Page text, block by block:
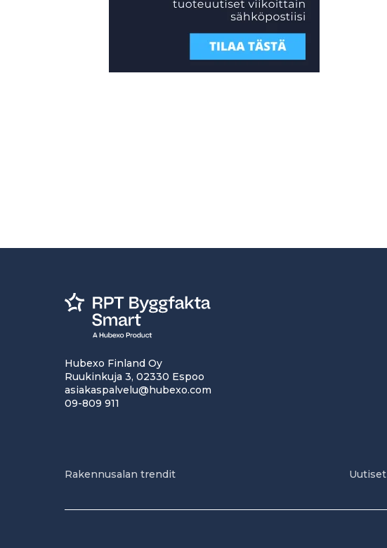
Hubexo Finland Oy
Ruukinkuja 3, 02330 Espoo
asiakaspalvelu@hubexo.com
09-809 911
Rakennusalan trendit Uutiset